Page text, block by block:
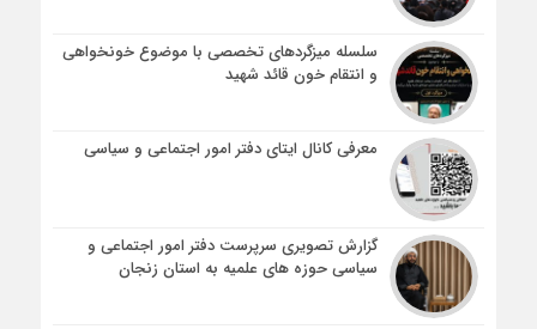
سلسله میزگردهای تخصصی با موضوع خونخواهی
و انتقام خون قائد شهید
معرفی کانال ایتای دفتر امور اجتماعی و سیاسی
گزارش تصویری سرپرست دفتر امور اجتماعی و
سیاسی حوزه های علمیه به استان زنجان